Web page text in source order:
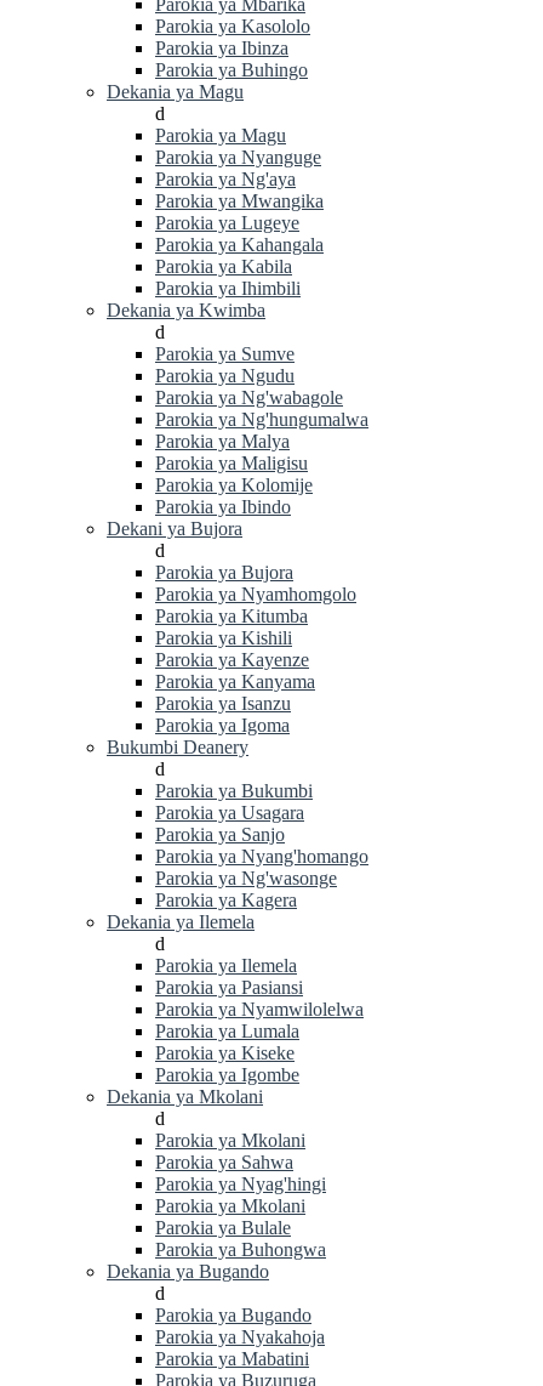
Parokia ya Mbarika
Parokia ya Kasololo
Parokia ya Ibinza
Parokia ya Buhingo
Dekania ya Magu
d
Parokia ya Magu
Parokia ya Nyanguge
Parokia ya Ng'aya
Parokia ya Mwangika
Parokia ya Lugeye
Parokia ya Kahangala
Parokia ya Kabila
Parokia ya Ihimbili
Dekania ya Kwimba
d
Parokia ya Sumve
Parokia ya Ngudu
Parokia ya Ng'wabagole
Parokia ya Ng'hungumalwa
Parokia ya Malya
Parokia ya Maligisu
Parokia ya Kolomije
Parokia ya Ibindo
Dekani ya Bujora
d
Parokia ya Bujora
Parokia ya Nyamhomgolo
Parokia ya Kitumba
Parokia ya Kishili
Parokia ya Kayenze
Parokia ya Kanyama
Parokia ya Isanzu
Parokia ya Igoma
Bukumbi Deanery
d
Parokia ya Bukumbi
Parokia ya Usagara
Parokia ya Sanjo
Parokia ya Nyang'homango
Parokia ya Ng'wasonge
Parokia ya Kagera
Dekania ya Ilemela
d
Parokia ya Ilemela
Parokia ya Pasiansi
Parokia ya Nyamwilolelwa
Parokia ya Lumala
Parokia ya Kiseke
Parokia ya Igombe
Dekania ya Mkolani
d
Parokia ya Mkolani
Parokia ya Sahwa
Parokia ya Nyag'hingi
Parokia ya Mkolani
Parokia ya Bulale
Parokia ya Buhongwa
Dekania ya Bugando
d
Parokia ya Bugando
Parokia ya Nyakahoja
Parokia ya Mabatini
Parokia ya Buzuruga